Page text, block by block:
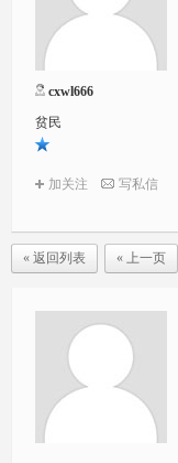
cxwl666
贫民
加关注 写私信
« 返回列表 « 上一页